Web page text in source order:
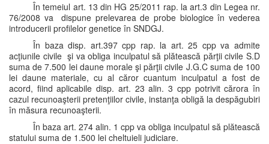
În temeiul art. 13 din HG 25/2011 rap. la art.3 din Legea nr.
76/2008 va dispune prelevarea de probe biologice în vederea
introducerii profilelor genetice în SNDGJ.
În baza disp. art.397 cpp rap. la art. 25 cpp va admite
acţiunile civile şi va obliga inculpatul să plătească părţii civile S.D
suma de 7.500 lei daune morale şi părţii civile J.G.C suma de 100
lei daune materiale, cu al căror cuantum inculpatul a fost de
acord, fiind aplicabile disp. art. 23 alin. 3 cpp potrivit cărora în
cazul recunoaşterii pretenţiilor civile, instanţa obligă la despăgubiri
în măsura recunoaşterii.
În baza art. 274 alin. 1 cpp va obliga inculpatul să plătească
statului suma de 1.500 lei cheltuieli judiciare.